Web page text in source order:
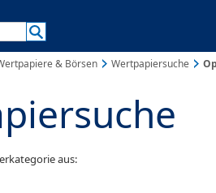
& Börsen Wertpapiersuche
aus: